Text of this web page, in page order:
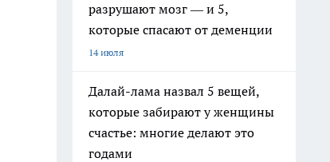
разрушают мозг — и 5,
которые спасают от деменции
14 июля
Далай-лама назвал 5 вещей,
которые забирают у женщины
счастье: многие делают это
годами